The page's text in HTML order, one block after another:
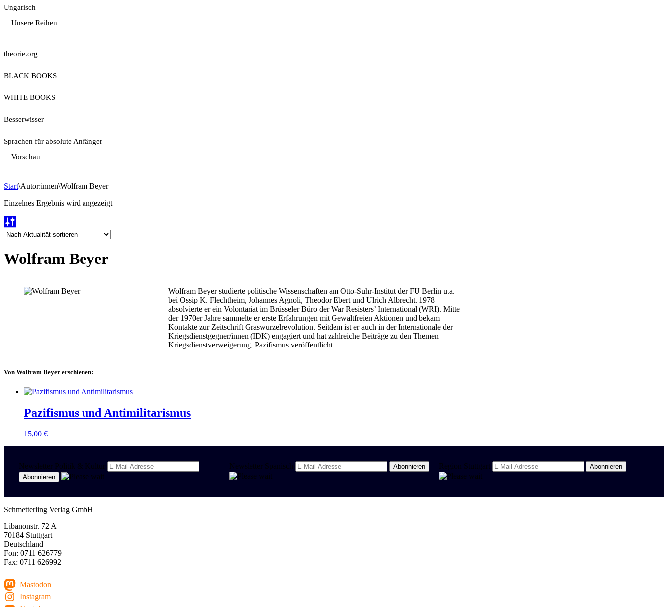
Ungarisch
Unsere Reihen
theorie.org
BLACK BOOKS
WHITE BOOKS
Besserwisser
Sprachen für absolute Anfänger
Vorschau
Start\Autor:innen\Wolfram Beyer
Einzelnes Ergebnis wird angezeigt
Wolfram Beyer
Wolfram Beyer studierte politische Wissenschaften am Otto-Suhr-Institut der FU Berlin u.a.
bei Ossip K. Flechtheim, Johannes Agnoli, Theodor Ebert und Ulrich Albrecht. 1978
absolvierte er ein Volontariat im Brüsseler Büro der War Resisters’ International (WRI). Mitte
der 1970er Jahre sammelte er erste Erfahrungen mit Gewaltfreien Aktionen und bekam
Kontakte zur Zeitschrift Graswurzelrevolution. Seitdem ist er auch in der Internationale der
Kriegsdienstgegner/innen (IDK) engagiert und hat zahlreiche Beiträge zu den Themen
Kriegsdienstverweigerung, Pazifismus veröffentlicht.
Von Wolfram Beyer erschienen:
Pazifismus und Antimilitarismus
15,00 €
Newsletter Politik & Kultur Newsletter Spanisch Region Stuttgart
Schmetterling Verlag GmbH
Libanonstr. 72 A
70184 Stuttgart
Deutschland
Fon: 0711 626779
Fax: 0711 626992
Mastodon
Instagram